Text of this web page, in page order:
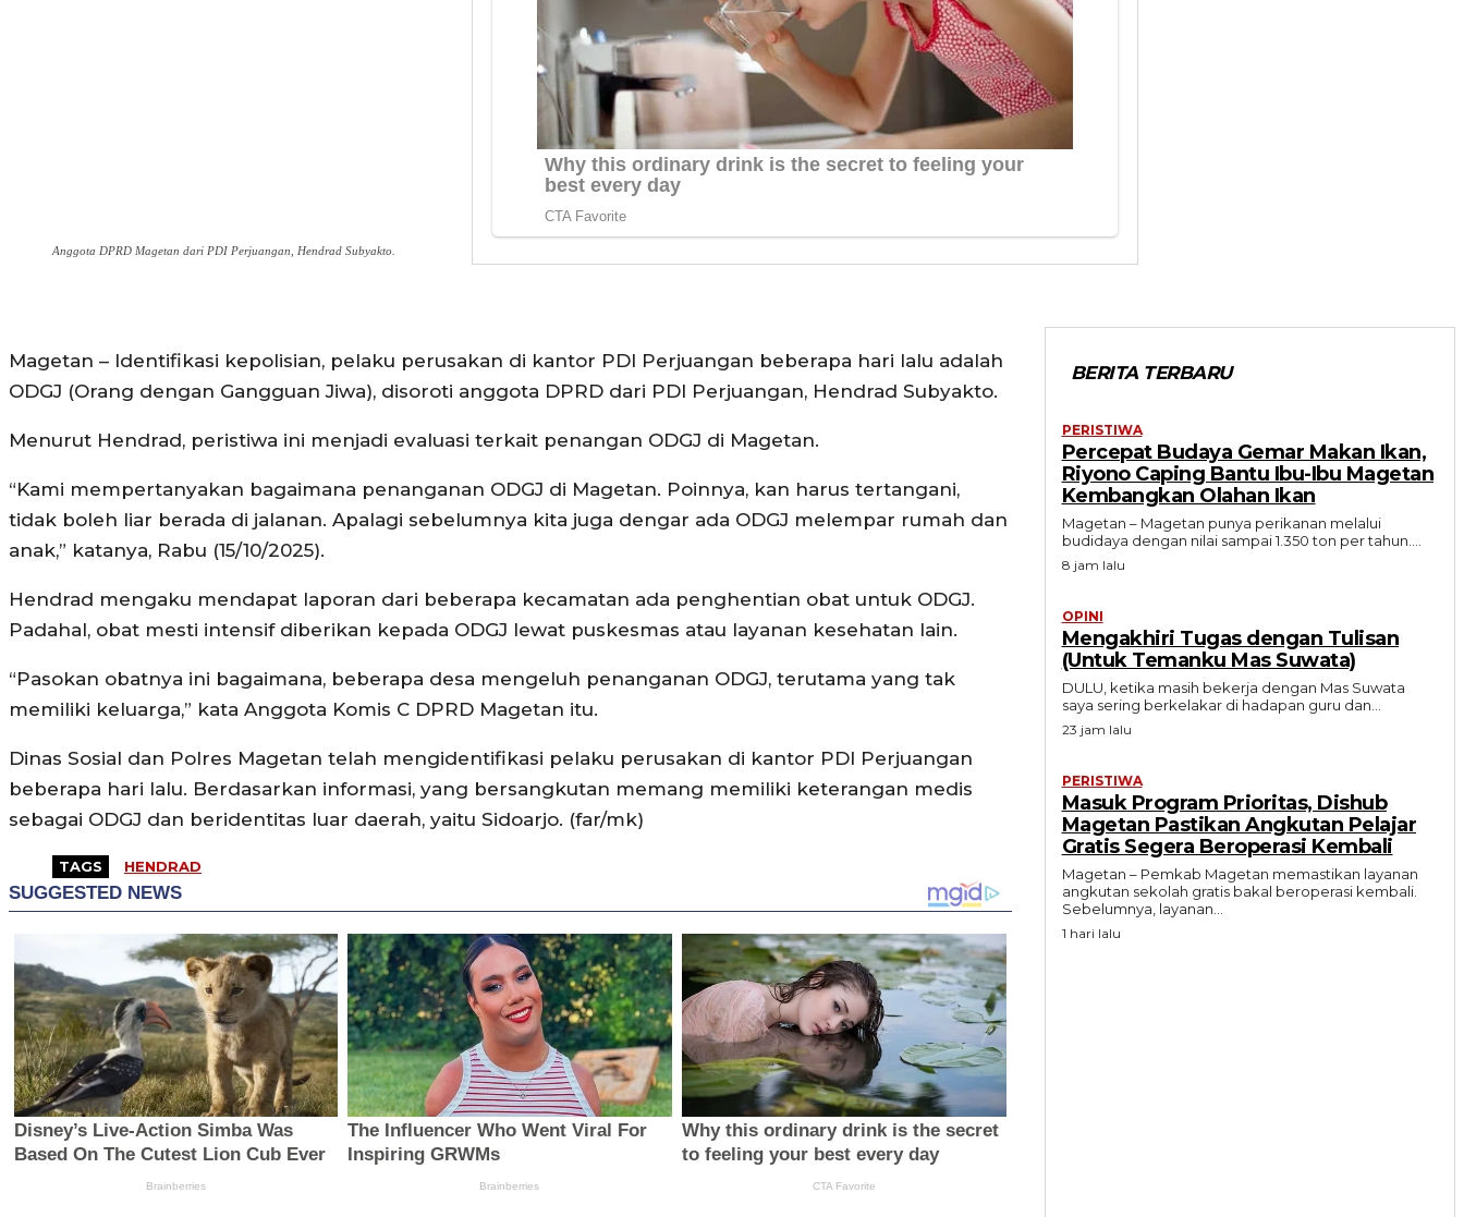
Anggota DPRD Magetan dari PDI Perjuangan, Hendrad Subyakto.
Magetan – Identifikasi kepolisian, pelaku perusakan di kantor PDI Perjuangan beberapa hari lalu adalah
ODGJ (Orang dengan Gangguan Jiwa), disoroti anggota DPRD dari PDI Perjuangan, Hendrad Subyakto.
Menurut Hendrad, peristiwa ini menjadi evaluasi terkait penangan ODGJ di Magetan.
“Kami mempertanyakan bagaimana penanganan ODGJ di Magetan. Poinnya, kan harus tertangani,
tidak boleh liar berada di jalanan. Apalagi sebelumnya kita juga dengar ada ODGJ melempar rumah dan
anak,” katanya, Rabu (15/10/2025).
Hendrad mengaku mendapat laporan dari beberapa kecamatan ada penghentian obat untuk ODGJ.
Padahal, obat mesti intensif diberikan kepada ODGJ lewat puskesmas atau layanan kesehatan lain.
“Pasokan obatnya ini bagaimana, beberapa desa mengeluh penanganan ODGJ, terutama yang tak
memiliki keluarga,” kata Anggota Komis C DPRD Magetan itu.
Dinas Sosial dan Polres Magetan telah mengidentifikasi pelaku perusakan di kantor PDI Perjuangan
beberapa hari lalu. Berdasarkan informasi, yang bersangkutan memang memiliki keterangan medis
sebagai ODGJ dan beridentitas luar daerah, yaitu Sidoarjo. (far/mk)
TAGS HENDRAD
BERITA TERBARU
PERISTIWA
Percepat Budaya Gemar Makan Ikan,
Riyono Caping Bantu Ibu-Ibu Magetan
Kembangkan Olahan Ikan
Magetan – Magetan punya perikanan melalui
budidaya dengan nilai sampai 1.350 ton per tahun....
8 jam lalu
OPINI
Mengakhiri Tugas dengan Tulisan
(Untuk Temanku Mas Suwata)
DULU, ketika masih bekerja dengan Mas Suwata
saya sering berkelakar di hadapan guru dan...
23 jam lalu
PERISTIWA
Masuk Program Prioritas, Dishub
Magetan Pastikan Angkutan Pelajar
Gratis Segera Beroperasi Kembali
Magetan – Pemkab Magetan memastikan layanan
angkutan sekolah gratis bakal beroperasi kembali.
Sebelumnya, layanan...
1 hari lalu